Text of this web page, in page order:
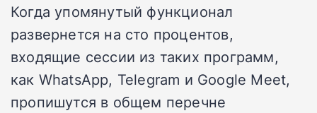
Когда упомянутый функционал
развернется на сто процентов,
входящие сессии из таких программ,
как WhatsApp, Telegram и Google Meet,
пропишутся в общем перечне